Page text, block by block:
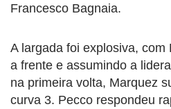
Francesco Bagnaia.
A largada foi explosiva, com
a frente e assumindo a
na primeira volta, Marquez
curva 3. Pecco respondeu